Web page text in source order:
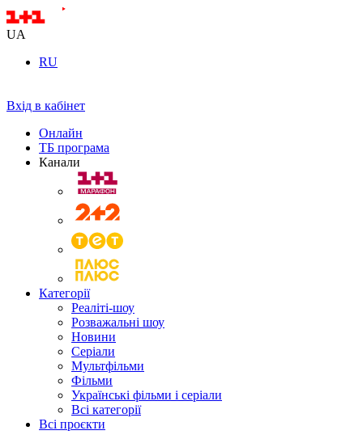
UA
RU
Вхід в кабінет
Онлайн
ТБ програма
Канали
Категорії
Реаліті-шоу
Розважальні шоу
Новини
Серіали
Мультфільми
Фільми
Українські фільми і серіали
Всі категорії
Всі проєкти